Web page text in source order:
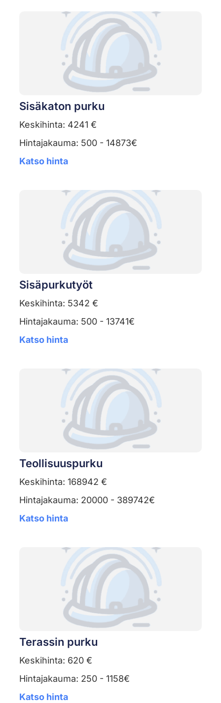
Sisäkaton purku
Keskihinta: 4241 €
Hintajakauma: 500 - 14873€
Katso hinta
Sisäpurkutyöt
Keskihinta: 5342 €
Hintajakauma: 500 - 13741€
Katso hinta
Teollisuuspurku
Keskihinta: 168942 €
Hintajakauma: 20000 - 389742€
Katso hinta
Terassin purku
Keskihinta: 620 €
Hintajakauma: 250 - 1158€
Katso hinta